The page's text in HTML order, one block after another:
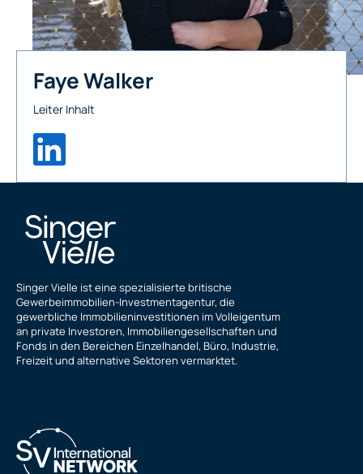
Faye Walker
Leiter Inhalt
Singer Vielle ist eine spezialisierte britische
Gewerbeimmobilien-Investmentagentur, die
gewerbliche Immobilieninvestitionen im Volleigentum
an private Investoren, Immobiliengesellschaften und
Fonds in den Bereichen Einzelhandel, Büro, Industrie,
Freizeit und alternative Sektoren vermarktet.